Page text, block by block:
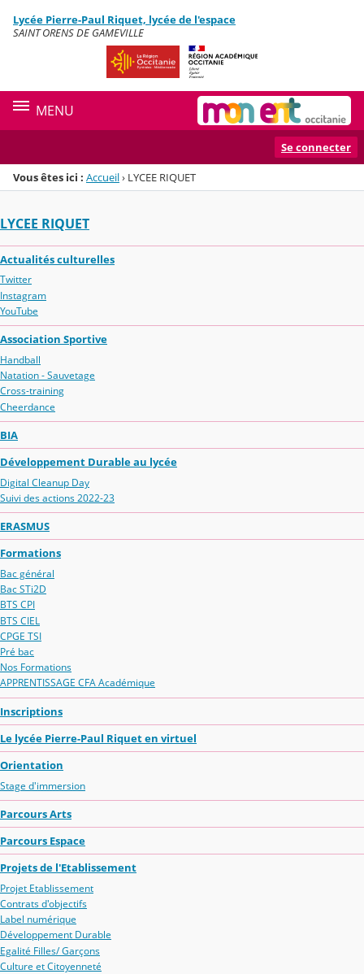
Menu de la rubrique
Contenu
Lycée Pierre-Paul Riquet, lycée de l'espace
SAINT ORENS DE GAMEVILLE
MENU
Se connecter
Vous êtes ici : Accueil› LYCEE RIQUET
LYCEE RIQUET
Actualités culturelles
Twitter
Instagram
YouTube
Association Sportive
Handball
Natation - Sauvetage
Cross-training
Cheerdance
BIA
Développement Durable au lycée
Digital Cleanup Day
Suivi des actions 2022-23
ERASMUS
Formations
Bac général
Bac STi2D
BTS CPI
BTS CIEL
CPGE TSI
Pré bac
Nos Formations
APPRENTISSAGE CFA Académique
Inscriptions
Le lycée Pierre-Paul Riquet en virtuel
Orientation
Stage d'immersion
Parcours Arts
Parcours Espace
Projets de l'Etablissement
Projet Etablissement
Contrats d'objectifs
Label numérique
Développement Durable
Egalité Filles/ Garçons
Culture et Citoyenneté